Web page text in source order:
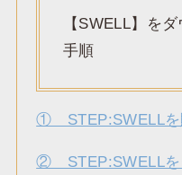
【SWELL】を
手順
① STEP:SWELLを
② STEP:SWELLを